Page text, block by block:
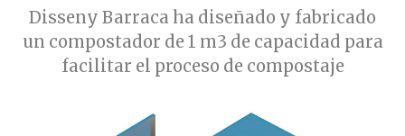
Disseny Barraca ha diseñado y fabricado
un compostador de 1 m3 de capacidad para
facilitar el proceso de compostaje